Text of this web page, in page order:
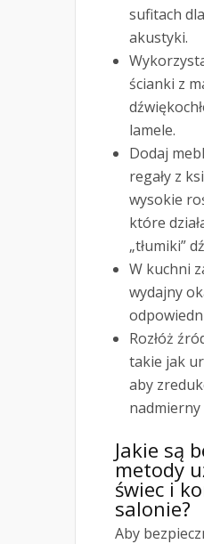
sufitach
akustyki.
ścianki z
lamele.
Dodaj
regały z
wysokie
które
„tłumiki”
W kuchni
wydajny
Rozłóż
takie jak
aby
nadmierny
Jakie są
metody
świec i
salonie?
Aby